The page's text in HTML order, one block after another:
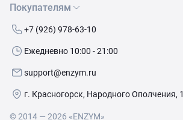
О нас
Бренды
Контакты
Покупателям
Как сделать заказ
Условия доставки
+7 (926) 978-63-10
Ежедневно 10:00 - 21:00
support@enzym.ru
г. Красногорск, Народного Ополчения, 1
© 2014 — 2026 «ENZYM»